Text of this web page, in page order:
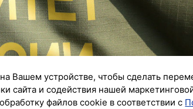
Вашем устройстве, чтобы сделать
сайта и содействия нашей
файлов cookie в соответствии с